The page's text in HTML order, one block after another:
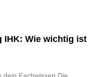
IHK: Wie wichtig ist